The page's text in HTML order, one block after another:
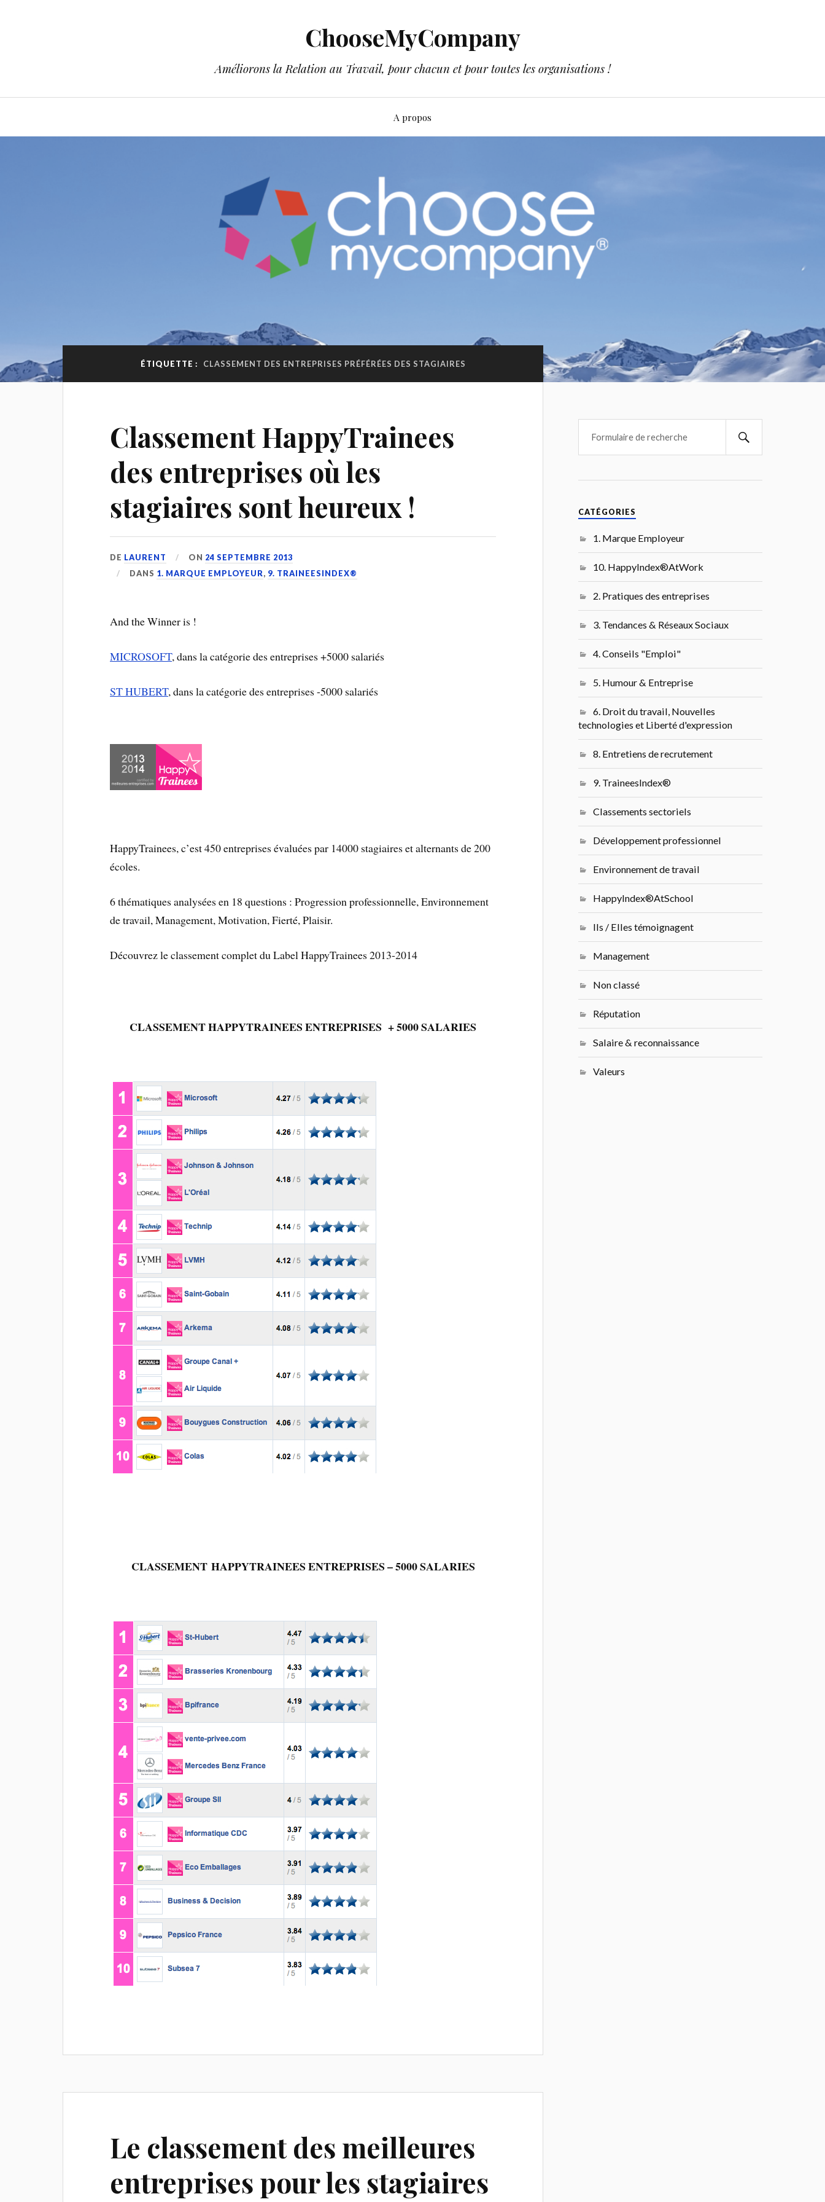
ChooseMyCompany
Améliorons la Relation au Travail, pour chacun et pour toutes les organisations !
A propos
ÉTIQUETTE : CLASSEMENT DES ENTREPRISES PRÉFÉRÉES DES STAGIAIRES
Classement HappyTrainees
des entreprises où les
stagiaires sont heureux !
DE LAURENT ON 24 SEPTEMBRE 2013
DANS 1. MARQUE EMPLOYEUR, 9. TRAINEESINDEX®
And the Winner is !
MICROSOFT, dans la catégorie des entreprises +5000 salariés
ST HUBERT, dans la catégorie des entreprises -5000 salariés
HappyTrainees, c’est 450 entreprises évaluées par 14000 stagiaires et alternants de 200
écoles.
6 thématiques analysées en 18 questions : Progression professionnelle, Environnement
de travail, Management, Motivation, Fierté, Plaisir.
Découvrez le classement complet du Label HappyTrainees 2013-2014
CLASSEMENT HAPPYTRAINEES ENTREPRISES + 5000 SALARIES
CLASSEMENT HAPPYTRAINEESENTREPRISES – 5000 SALARIES
Le classement des meilleures
entreprises pour les stagiaires
CATÉGORIES
1. Marque Employeur
10. HappyIndex®AtWork
2. Pratiques des entreprises
3. Tendances & Réseaux Sociaux
4. Conseils "Emploi"
5. Humour & Entreprise
6. Droit du travail, Nouvelles
technologies et Liberté d'expression
8. Entretiens de recrutement
9. TraineesIndex®
Classements sectoriels
Développement professionnel
Environnement de travail
HappyIndex®AtSchool
Ils / Elles témoignagent
Management
Non classé
Réputation
Salaire & reconnaissance
Valeurs